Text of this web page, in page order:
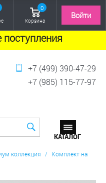
0
Корзина
Войти
+7 (499) 390-47-29
+7 (985) 115-77-97
коллекция / Комплект на